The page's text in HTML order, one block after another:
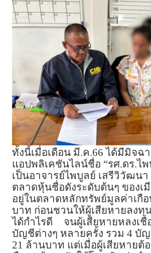
ทั้งนี้เมื่อเดือน มี.ค.66 ได้มีมิจฉ
แอปพลิเคชันไลน์ชื่อ “รศ.ดร.ไ
เป็นอาจารย์ไพบูลย์ เสรีวิวัฒน
ตลาดหุ้นชื่อดังระดับต้นๆ ของเ
อยู่ในตลาดหลักทรัพย์มูลค่าเกื
บาท ก่อนชวนให้ผู้เสียหายลงทุ
ได้กำไรดี
จนผู้เสียหายหลงเชื่
บัญชีต่างๆ หลายครั้ง รวม 4 บัญ
21 ล้านบาท แต่เมื่อผู้เสียหายต้